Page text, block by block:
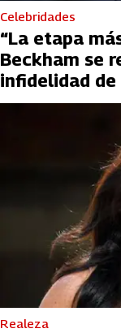
Celebridades
“La etapa
Beckham se
infidelidad de
Realeza